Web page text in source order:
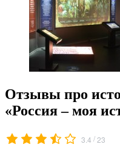
Отзывы про
«Россия – моя
3.4 /23